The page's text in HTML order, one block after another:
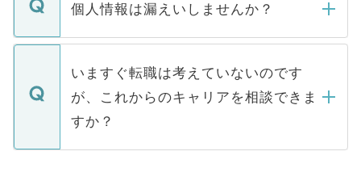
■応募殺到を避けるため 人気のある医療機
関を公にしてしまうと、応募が殺到する場
に、医療機関が求める条件に合った人材の
みを人材紹介会社に依頼するケースが増え
ています。
ん。また、仮に応募先から内定をいただい
定を承諾する必要はありません。内定先へ
の辞退の連絡はキャリアパートナーが行い
個人情報は漏えいしませんか？
個人情報が漏えいすることはありませんの
で、ご安心ください。当サイトからの登録
などで収集したご登録者様の個人情報は、
ご本人のキャリアアップおよび転職活動の
支援を目的に使用いたします。お預かりし
ているすべての個人データはご本人の許可
いますぐ転職は考えていないのです
が、これからのキャリアを相談できま
すか？